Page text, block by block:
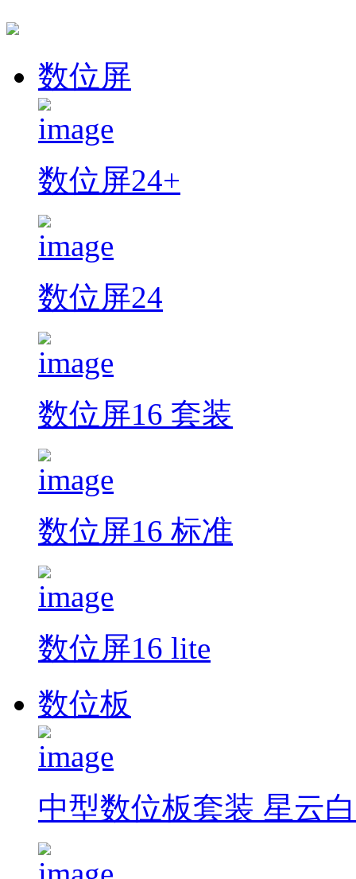
数位屏
数位屏24+
数位屏24
数位屏16 套装
数位屏16 标准
数位屏16 lite
数位板
中型数位板套装 星云白